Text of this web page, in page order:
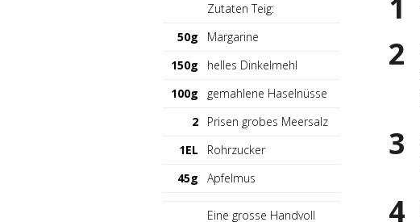
Zutaten Teig:
50g
Margarine
150g
helles Dinkelmehl
100g
gemahlene Haselnüsse
2
Prisen grobes Meersalz
1EL
Rohrzucker
45g
Apfelmus
Eine grosse Handvoll